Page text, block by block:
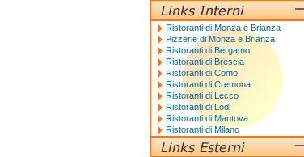
Ristoranti di Monza e Brianza
Pizzerie di Monza e Brianza
Ristoranti di Bergamo
Ristoranti di Brescia
Ristoranti di Como
Ristoranti di Cremona
Ristoranti di Lecco
Ristoranti di Lodi
Ristoranti di Mantova
Ristoranti di Milano